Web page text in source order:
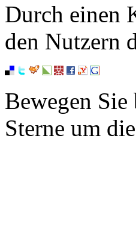
Durch einen
den Nutzern
Bewegen
Sterne um